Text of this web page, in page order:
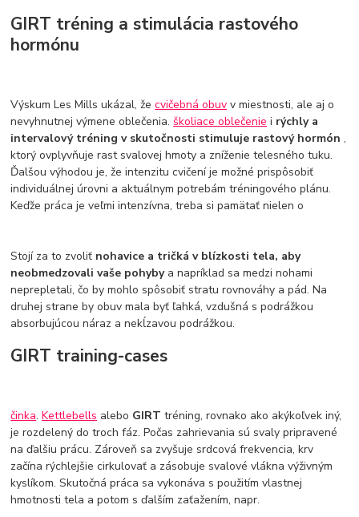
GIRT tréning a stimulácia rastového
hormónu
Výskum Les Mills ukázal, žecvičebná obuv v miestnosti, ale aj o
nevyhnutnej výmene oblečenia.školiace oblečenie i rýchly a
intervalový tréning v skutočnosti stimuluje rastový hormón,
ktorý ovplyvňuje rast svalovej hmoty a zníženie telesného tuku.
Ďalšou výhodou je, že intenzitu cvičení je možné prispôsobiť
individuálnej úrovni a aktuálnym potrebám tréningového plánu.
Keďže práca je veľmi intenzívna, treba si pamätať nielen o
Stojí za to zvoliť nohavice a tričká v blízkosti tela, aby
neobmedzovali vaše pohyby a napríklad sa medzi nohami
neprepletali, čo by mohlo spôsobiť stratu rovnováhy a pád. Na
druhej strane by obuv mala byť ľahká, vzdušná s podrážkou
absorbujúcou náraz a nekĺzavou podrážkou.
GIRT training-cases
činka.Kettlebells alebo GIRTtréning, rovnako ako akýkoľvek iný,
je rozdelený do troch fáz. Počas zahrievania sú svaly pripravené
na ďalšiu prácu. Zároveň sa zvyšuje srdcová frekvencia, krv
začína rýchlejšie cirkulovať a zásobuje svalové vlákna výživným
kyslíkom. Skutočná práca sa vykonáva s použitím vlastnej
hmotnosti tela a potom s ďalším zaťažením, napr.